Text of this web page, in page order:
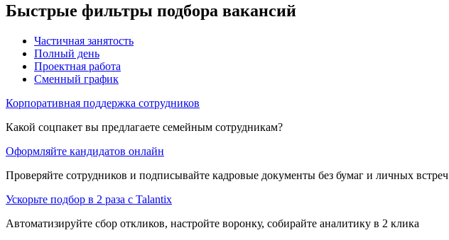
Быстрые фильтры подбора вакансий
Частичная занятость
Полный день
Проектная работа
Сменный график
Корпоративная поддержка сотрудников
Какой соцпакет вы предлагаете семейным сотрудникам?
Оформляйте кандидатов онлайн
Проверяйте сотрудников и подписывайте кадровые документы без бумаг и личных встреч
Ускорьте подбор в 2 раза с Talantix
Автоматизируйте сбор откликов, настройте воронку, собирайте аналитику в 2 клика